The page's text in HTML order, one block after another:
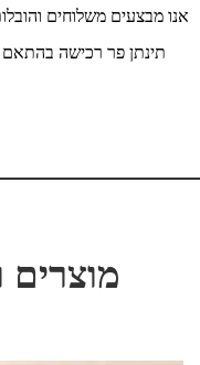
אנו מבצעים משלוחים
תינתן פר רכישה בהתאם
מוצרים